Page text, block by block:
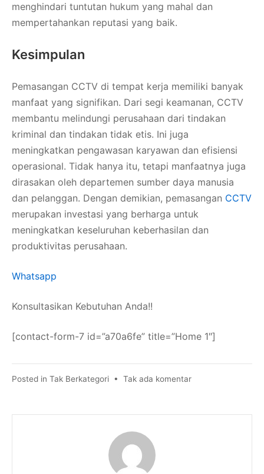
menghindari tuntutan hukum yang mahal dan
mempertahankan reputasi yang baik.
Kesimpulan
Pemasangan CCTV di tempat kerja memiliki banyak
manfaat yang signifikan. Dari segi keamanan, CCTV
membantu melindungi perusahaan dari tindakan
kriminal dan tindakan tidak etis. Ini juga
meningkatkan pengawasan karyawan dan efisiensi
operasional. Tidak hanya itu, tetapi manfaatnya juga
dirasakan oleh departemen sumber daya manusia
dan pelanggan. Dengan demikian, pemasangan CCTV
merupakan investasi yang berharga untuk
meningkatkan keseluruhan keberhasilan dan
produktivitas perusahaan.
Whatsapp
Konsultasikan Kebutuhan Anda!!
[contact-form-7 id=”a70a6fe” title=”Home 1″]
Posted in Tak Berkategori • Tak ada komentarpada